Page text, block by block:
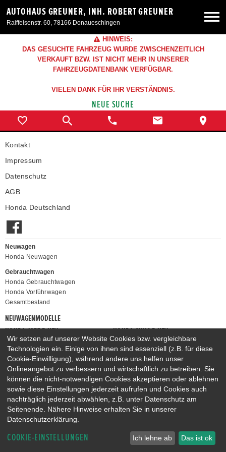
AUTOHAUS GREUNER, INH. ROBERT GREUNER
Raiffeisenstr. 60, 78166 Donaueschingen
Neuwagen
Angebote
Service & Zubehör
Unser Autohaus
HINWEIS:
DAS GESUCHTE FAHRZEUG WURDE ZWISCHENZEITLICH
VERKAUFT BZW. IST NICHT MEHR IN UNSERER
FAHRZEUGDATENBANK VERFÜGBAR.
VIELEN DANK FÜR IHR VERSTÄNDNIS.
NEUE SUCHE
Kontakt
Impressum
Datenschutz
AGB
Honda Deutschland
Neuwagen
Honda Neuwagen
Gebrauchtwagen
Honda Gebrauchtwagen
Honda Vorführwagen
Gesamtbestand
NEUWAGENMODELLE
HONDA JAZZ E:HEV
HONDA CIVIC E:HEV
HONDA PRELUDE E:HEV
HONDA HR-V E:HEV
HONDA ZR-V E:HEV
HONDA CR-V E:HEV & E:PHEV
Wir setzen auf unserer Website Cookies bzw. vergleichbare
Technologien ein. Einige von ihnen sind essenziell (z.B. für diese
Cookie-Einwilligung), während andere uns helfen unser
Onlineangebot zu verbessern und wirtschaftlich zu betreiben. Sie
können die nicht-notwendigen Cookies akzeptieren oder ablehnen
sowie diese Einstellungen jederzeit aufrufen und Cookies auch
nachträglich jederzeit abwählen, z.B. unter Datenschutz am
Seitenende. Nähere Hinweise erhalten Sie in unserer
Datenschutzerklärung.
COOKIE-EINSTELLUNGEN Ich lehne ab Das ist ok